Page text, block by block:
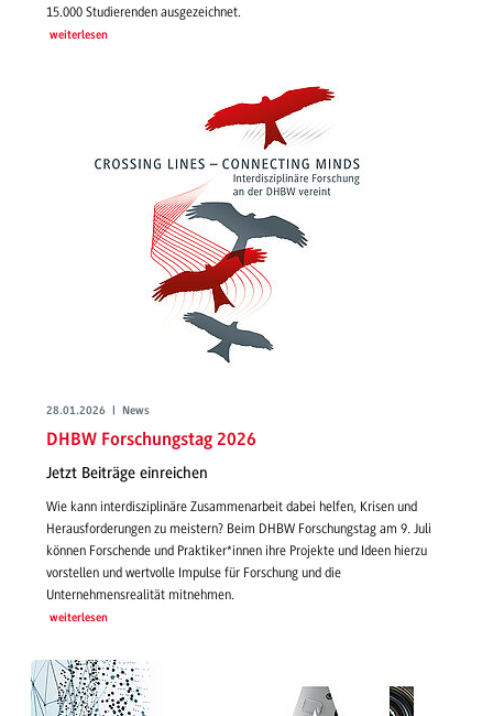
15.000 Studierenden ausgezeichnet.
weiterlesen
28.01.2026 | News
DHBW Forschungstag 2026
Jetzt Beiträge einreichen
Wie kann interdisziplinäre Zusammenarbeit dabei helfen, Krisen und
Herausforderungen zu meistern? Beim DHBW Forschungstag am 9. Juli
können Forschende und Praktiker*innen ihre Projekte und Ideen hierzu
vorstellen und wertvolle Impulse für Forschung und die
Unternehmensrealität mitnehmen.
weiterlesen